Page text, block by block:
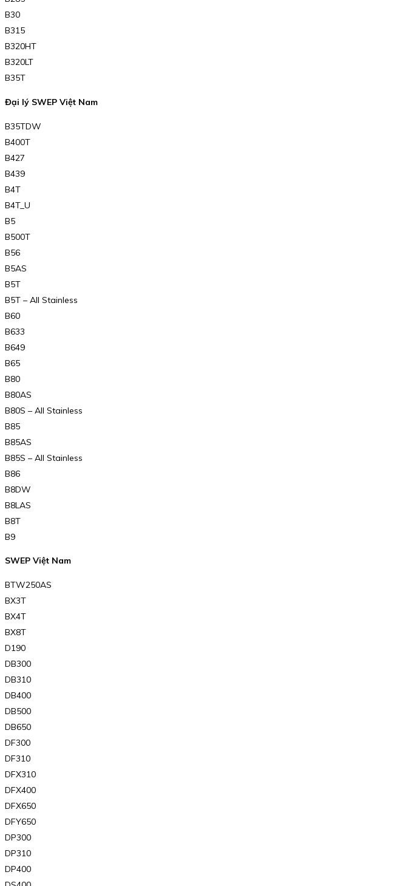
B30
B315
B320HT
B320LT
B35T
Đại lý SWEP Việt Nam
B35TDW
B400T
B427
B439
B4T
B4T_U
B5
B500T
B56
B5AS
B5T
B5T – All Stainless
B60
B633
B649
B65
B80
B80AS
B80S – All Stainless
B85
B85AS
B85S – All Stainless
B86
B8DW
B8LAS
B8T
B9
SWEP Việt Nam
BTW250AS
BX3T
BX4T
BX8T
D190
DB300
DB310
DB400
DB500
DB650
DF300
DF310
DFX310
DFX400
DFX650
DFY650
DP300
DP310
DP400